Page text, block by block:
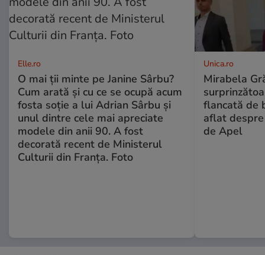
Elle.ro
O mai ții minte pe Janine Sârbu?
Cum arată și cu ce se ocupă acum
fosta soție a lui Adrian Sârbu și
unul dintre cele mai apreciate
modele din anii 90. A fost
decorată recent de Ministerul
Culturii din Franța. Foto
Unica.ro
Mirabela
flancată de
aflat
de Apel